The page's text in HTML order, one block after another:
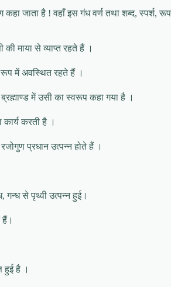
जाता है ! वहाँ इस गंध वर्ण तथा शब्द, स्पर्श,
माया से व्याप्त रहते हैं ।
रूप में अवस्थित रहते हैं ।
में उसी का स्वरूप कहा गया है ।
करती है ।
प्रधान उत्पन्न होते हैं ।
से पृथ्वी उत्पन्न हुई।
हैं।
हुई है ।